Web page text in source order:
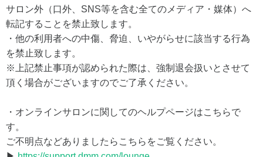
サロン外（口外、SNS等を含む全てのメディア・媒体）へ
転記することを禁止致します。
・他の利用者への中傷、脅迫、いやがらせに該当する行為
を禁止致します。
※上記禁止事項が認められた際は、強制退会扱いとさせて
頂く場合がございますのでご了承ください。
・オンラインサロンに関してのヘルプページはこちらで
す。
ご不明点などありましたらこちらをご覧ください。